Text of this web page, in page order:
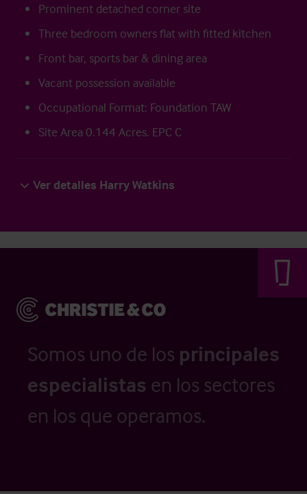
Prominent detached corner site
Three bedroom owners flat with fitted kitchen
Front bar, sports bar & dining area
Vacant possession available
Occupational Format: Foundation TAW
Site Area 0.144 Acres. EPC C
Ver detalles Harry Watkins
Somos uno de los principales
especialistas en los sectores
en los que operamos.